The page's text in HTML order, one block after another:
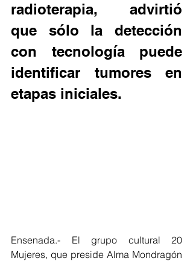
radioterapia, advirtió
que sólo la detección
con tecnología puede
identificar tumores en
etapas iniciales.
Ensenada.- El grupo cultural 20
Mujeres, que preside Alma Mondragón